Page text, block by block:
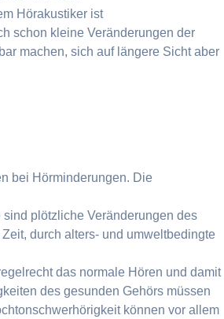
Hörakustiker ist
schon kleine Veränderungen der
machen, sich auf längere Sicht aber
bei Hörminderungen. Die
plötzliche Veränderungen des
durch alters- und umweltbedingte
das normale Hören und damit
des gesunden Gehörs müssen
können vor allem